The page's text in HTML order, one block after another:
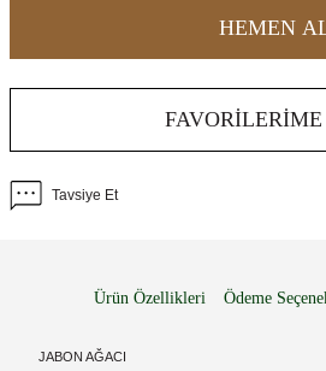
HEMEN
Tavsiye Et
Ürün Özellikleri Ödeme
JABON AĞACI